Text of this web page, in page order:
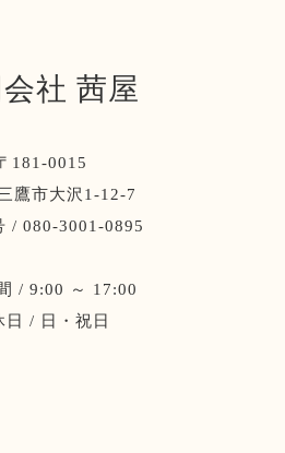
社 茜屋
181-0015
鷹市大沢1-12-7
/ 080-3001-0895
/ 9:00 ～ 17:00
日 / 日・祝日